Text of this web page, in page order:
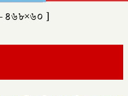
৪৬৮×৬০ ]